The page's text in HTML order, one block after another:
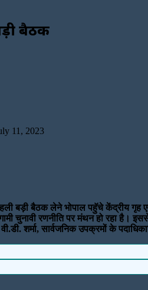
बैठक
11, 2023
बड़ी बैठक लेने भोपाल पहुॅचे केंद्रीय गृह
चुनावी रणनीति पर मंथन हो रहा है।
शर्मा, सार्वजनिक उपक्रमों के